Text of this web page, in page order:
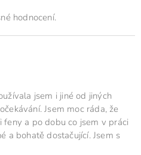
hodnocení.
je 5 z 5 hvězdiček.
jsem i jiné od jiných
Jsem moc ráda, že
feny a po dobu co jsem v práci
a bohatě dostačující. Jsem s